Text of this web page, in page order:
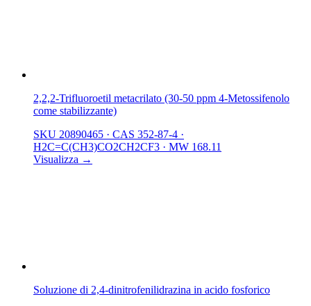
2,2,2-Trifluoroetil metacrilato (30-50 ppm 4-Metossifenolo
come stabilizzante)
SKU 20890465 · CAS 352-87-4 ·
H2C=C(CH3)CO2CH2CF3 · MW 168.11
Visualizza →
Soluzione di 2,4-dinitrofenilidrazina in acido fosforico